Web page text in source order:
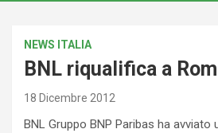
NEWS ITALIA
BNL riqualifica a
18 Dicembre 2012
BNL Gruppo BNP Paribas ha avviato